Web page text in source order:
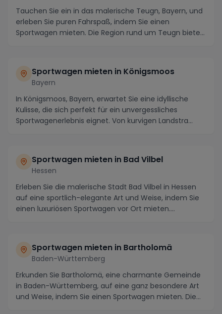
Tauchen Sie ein in das malerische Teugn, Bayern, und
erleben Sie puren Fahrspaß, indem Sie einen
Sportwagen mieten. Die Region rund um Teugn bietet
Sportwagen mieten in Königsmoos
Bayern
In Königsmoos, Bayern, erwartet Sie eine idyllische
Kulisse, die sich perfekt für ein unvergessliches
Sportwagenerlebnis eignet. Von kurvigen Landstra...
Sportwagen mieten in Bad Vilbel
Hessen
Erleben Sie die malerische Stadt Bad Vilbel in Hessen
auf eine sportlich-elegante Art und Weise, indem Sie
einen luxuriösen Sportwagen vor Ort mieten....
Sportwagen mieten in Bartholomä
Baden-Württemberg
Erkunden Sie Bartholomä, eine charmante Gemeinde
in Baden-Württemberg, auf eine ganz besondere Art
und Weise, indem Sie einen Sportwagen mieten. Die